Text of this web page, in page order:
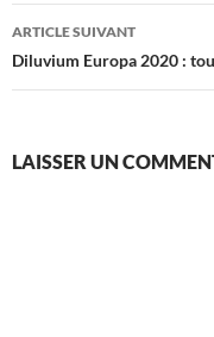
articles
ARTICLE SUIVANT
Diluvium Europa 2020 :
LAISSER UN